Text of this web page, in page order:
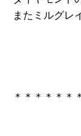
またミルグレ
＊＊＊＊＊＊